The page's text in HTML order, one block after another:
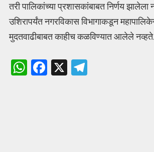
तरी पालिकांच्या प्रशासकांबाबत निर्णय झालेला
उशिरापर्यंत नगरविकास विभागाकडून
मुदतवाढीबाबत काहीच कळविण्यात आलेले नव्हते.
W F X T